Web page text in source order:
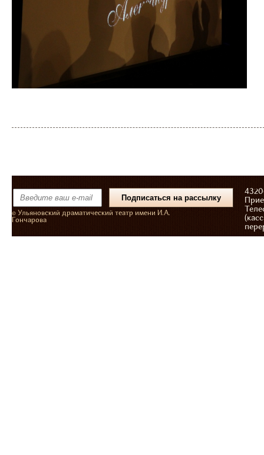
© Ульяновский драматический театр имени И.А.
Гончарова